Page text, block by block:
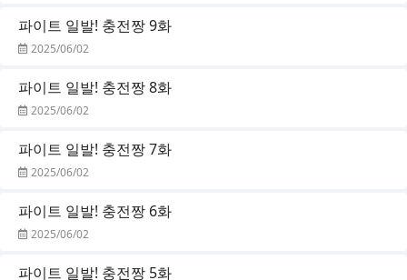
파이트 일발! 충전짱 9화
2025/06/02
파이트 일발! 충전짱 8화
2025/06/02
파이트 일발! 충전짱 7화
2025/06/02
파이트 일발! 충전짱 6화
2025/06/02
파이트 일발! 충전짱 5화